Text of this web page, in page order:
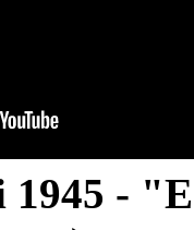
1945 -